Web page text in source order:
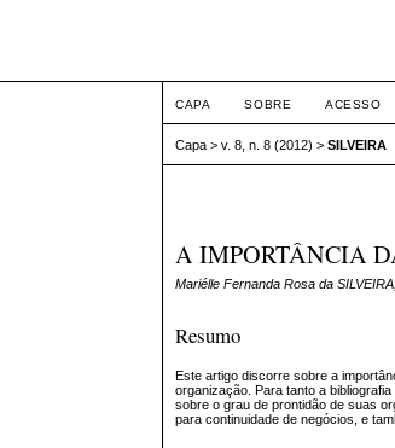
CAPA SOBRE ACESSO
Capa >v. 8, n. 8 (2012) >SILVEIRA
A IMPORTÂNCIA
Mariélle Fernanda Rosa da
Resumo
Este artigo discorre sobre a
organização. Para tanto a
sobre o grau de prontidão de suas
para continuidade de negócios, e